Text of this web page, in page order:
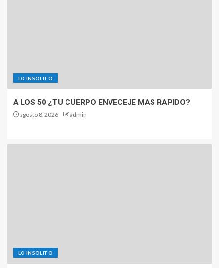
LO INSOLITO
A LOS 50 ¿TU CUERPO ENVECEJE MAS RAPIDO?
agosto 8, 2026 admin
LO INSOLITO